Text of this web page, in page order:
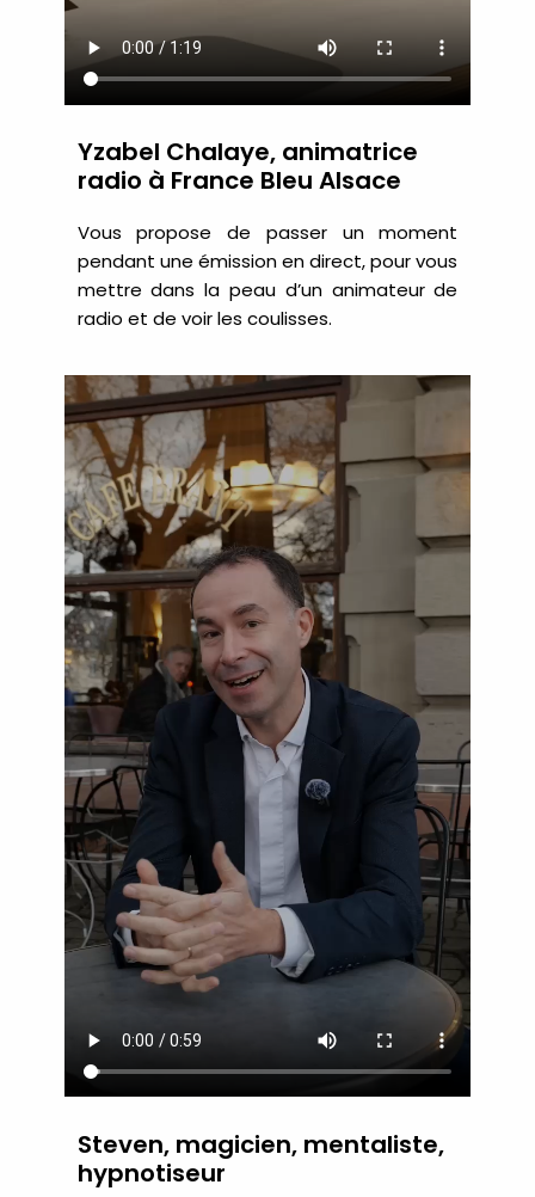
Yzabel Chalaye, animatrice
radio à France Bleu Alsace
Vous propose de passer un moment
pendant une émission en direct, pour vous
mettre dans la peau d’un animateur de
radio et de voir les coulisses.
Steven, magicien, mentaliste,
hypnotiseur